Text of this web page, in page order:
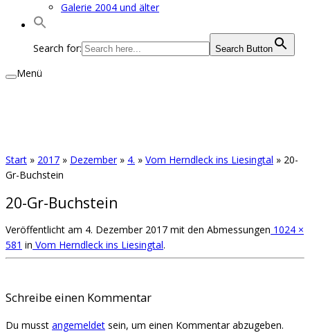
Galerie 2004 und älter
Search for: Search Button
Menü
Start » 2017 » Dezember » 4. » Vom Herndleck ins Liesingtal » 20-
Gr-Buchstein
20-Gr-Buchstein
Veröffentlicht am 4. Dezember 2017 mit den Abmessungen 1024 ×
581 in Vom Herndleck ins Liesingtal.
Schreibe einen Kommentar
Du musst angemeldet sein, um einen Kommentar abzugeben.